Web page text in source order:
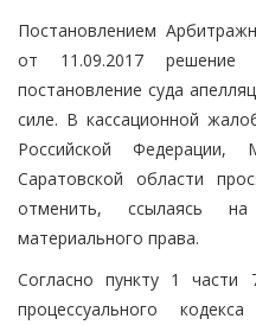
Постановлением
от 11.09.2017 решение
постановление суда
силе. В кассационной
Российской
Саратовской области
отменить, ссылаясь
материального права.
Согласно пункту 1 части
процессуального